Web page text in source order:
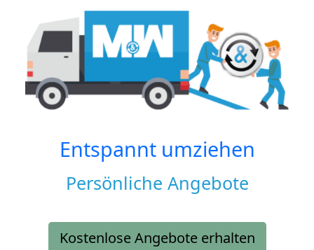
Entspannt umziehen
Persönliche Angebote
Kostenlose Angebote erhalten